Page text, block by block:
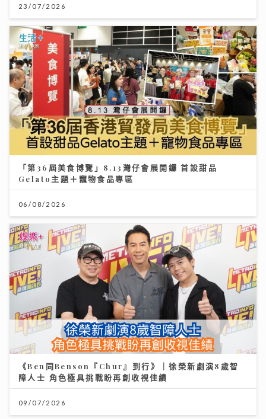
23/07/2026
「第36屆美食博覽」8.13灣仔會展開鑼 首設甜品
Gelato主題＋寵物食品專區
06/08/2026
《Ben同Benson『Chur』到行》｜徐榮新劇演8歲智
障人士 角色極具挑戰盼再創收視佳績
09/07/2026